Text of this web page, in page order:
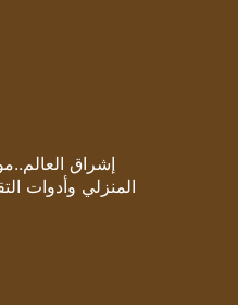
إشراق
المنزلي وأدوات